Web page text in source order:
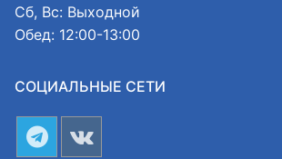
Сб, Вс: Выходной
Обед: 12:00-13:00
СОЦИАЛЬНЫЕ СЕТИ